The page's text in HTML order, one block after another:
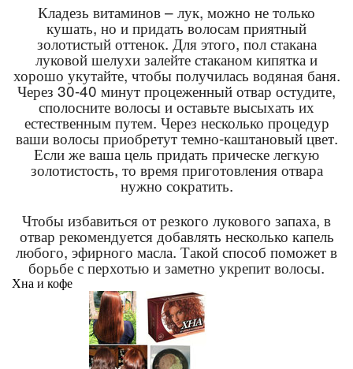
Кладезь витаминов – лук, можно не только
кушать, но и придать волосам приятный
золотистый оттенок. Для этого, пол стакана
луковой шелухи залейте стаканом кипятка и
хорошо укутайте, чтобы получилась водяная баня.
Через 30-40 минут процеженный отвар остудите,
сполосните волосы и оставьте высыхать их
естественным путем. Через несколько процедур
ваши волосы приобретут темно-каштановый цвет.
Если же ваша цель придать прическе легкую
золотистость, то время приготовления отвара
нужно сократить.
Чтобы избавиться от резкого лукового запаха, в
отвар рекомендуется добавлять несколько капель
любого, эфирного масла. Такой способ поможет в
борьбе с перхотью и заметно укрепит волосы.
Хна и кофе